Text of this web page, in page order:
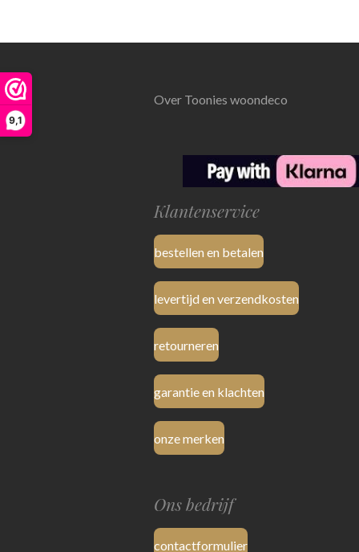
9,1
Over Toonies woondeco
Klantenservice
bestellen en betalen
levertijd en verzendkosten
retourneren
garantie en klachten
onze merken
Ons bedrijf
contactformulier